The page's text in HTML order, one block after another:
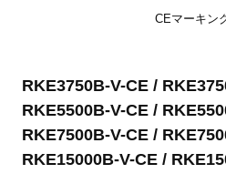
RKE3750B-V-CE /
RKE5500B-V-CE /
RKE7500B-V-CE /
RKE15000B-V-CE /
CEマーキン